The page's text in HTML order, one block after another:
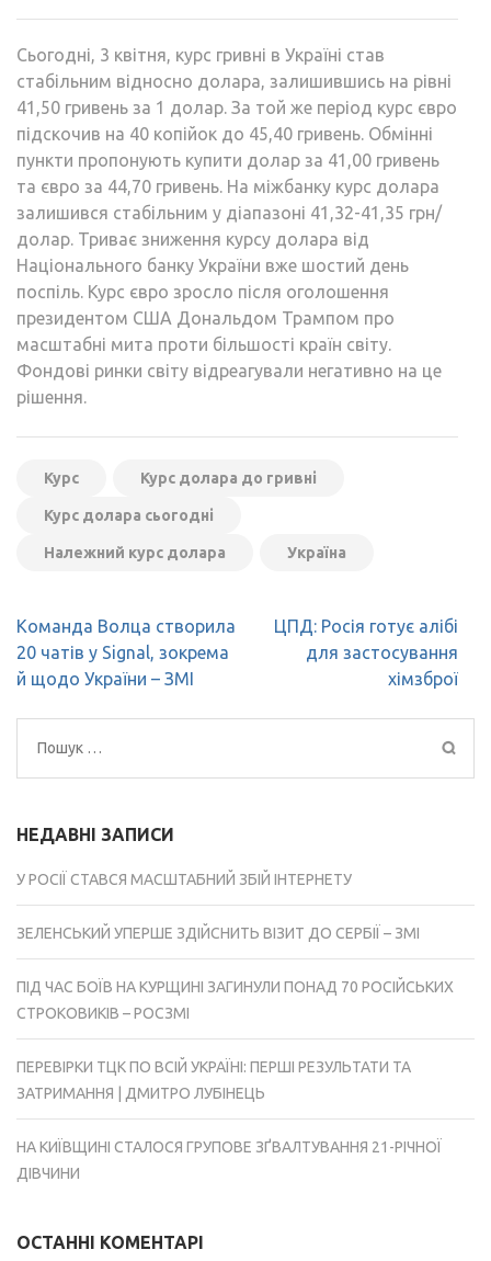
Сьогодні, 3 квітня, курс гривні в Україні став
стабільним відносно долара, залишившись на рівні
41,50 гривень за 1 долар. За той же період курс євро
підскочив на 40 копійок до 45,40 гривень. Обмінні
пункти пропонують купити долар за 41,00 гривень
та євро за 44,70 гривень. На міжбанку курс долара
залишився стабільним у діапазоні 41,32-41,35 грн/
долар. Триває зниження курсу долара від
Національного банку України вже шостий день
поспіль. Курс євро зросло після оголошення
президентом США Дональдом Трампом про
масштабні мита проти більшості країн світу.
Фондові ринки світу відреагували негативно на це
рішення.
Курс Курс долара до гривні
Курс долара сьогодні
Належний курс долара Україна
Навігація
записів
Команда Волца створила
20 чатів у Signal, зокрема
й щодо України – ЗМІ
ЦПД: Росія готує алібі
для застосування
хімзброї
Пошук:
НЕДАВНІ ЗАПИСИ
У РОСІЇ СТАВСЯ МАСШТАБНИЙ ЗБІЙ ІНТЕРНЕТУ
ЗЕЛЕНСЬКИЙ УПЕРШЕ ЗДІЙСНИТЬ ВІЗИТ ДО СЕРБІЇ – ЗМІ
ПІД ЧАС БОЇВ НА КУРЩИНІ ЗАГИНУЛИ ПОНАД 70 РОСІЙСЬКИХ
СТРОКОВИКІВ – РОСЗМІ
ПЕРЕВІРКИ ТЦК ПО ВСІЙ УКРАЇНІ: ПЕРШІ РЕЗУЛЬТАТИ ТА
ЗАТРИМАННЯ | ДМИТРО ЛУБІНЕЦЬ
НА КИЇВЩИНІ СТАЛОСЯ ГРУПОВЕ ЗҐВАЛТУВАННЯ 21-РІЧНОЇ
ДІВЧИНИ
ОСТАННІ КОМЕНТАРІ